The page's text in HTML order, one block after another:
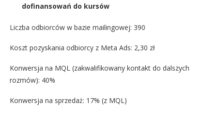
dofinansowań do kursów
Liczba odbiorców w bazie mailingowej: 390
Koszt pozyskania odbiorcy z Meta Ads: 2,30 zł
Konwersja na MQL (zakwalifikowany kontakt do dalszych
rozmów): 40%
Konwersja na sprzedaż: 17% (z MQL)